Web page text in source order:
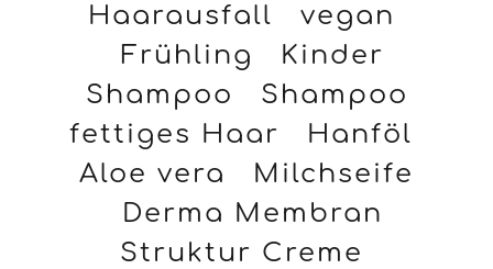
Haarausfall
vegan
Frühling
Kinder
Shampoo
Shampoo
fettiges Haar
Hanföl
Aloe vera
Milchseife
Derma Membran
Struktur Creme